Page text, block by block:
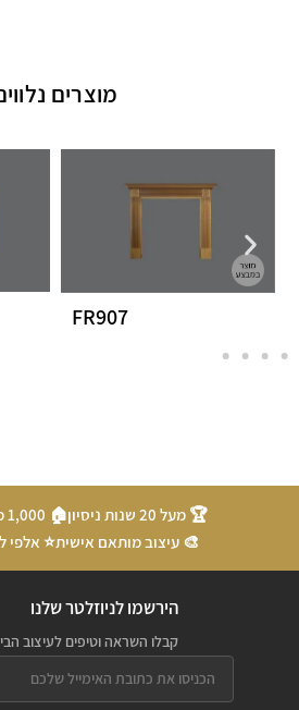
מוצרים
FR907
🏆 מעל 20 שנות ניסיון
🏠 1,000 מ"ר אולם תצוגה
🎨 עיצוב מותאם אישית⭐ אלפי
הירשמו לניוזלטר שלנו
קבלו השראה וטיפים לעיצוב